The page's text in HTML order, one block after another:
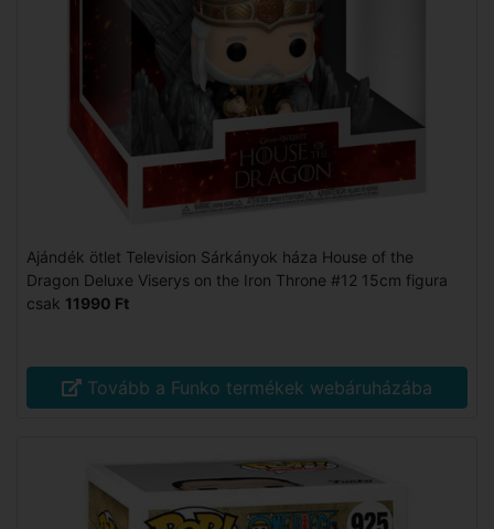
Ajándék ötlet Television Sárkányok háza House of the
Dragon Deluxe Viserys on the Iron Throne #12 15cm figura
csak 11990 Ft
Tovább a Funko termékek webáruházába